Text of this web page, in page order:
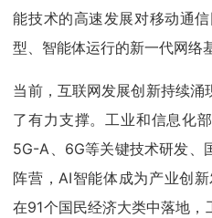
能技术的高速发展对移动通
型、智能体运行的新一代网络
当前，互联网发展创新持续
了有力支撑。工业和信息化
5G-A、6G等关键技术研发、
阵营，AI智能体成为产业创
在91个国民经济大类中落地